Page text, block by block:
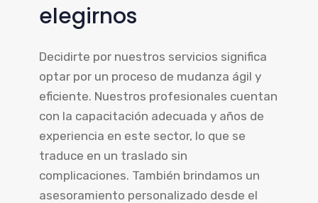
elegirnos
Decidirte por nuestros servicios significa
optar por un proceso de mudanza ágil y
eficiente. Nuestros profesionales cuentan
con la capacitación adecuada y años de
experiencia en este sector, lo que se
traduce en un traslado sin
complicaciones. También brindamos un
asesoramiento personalizado desde el